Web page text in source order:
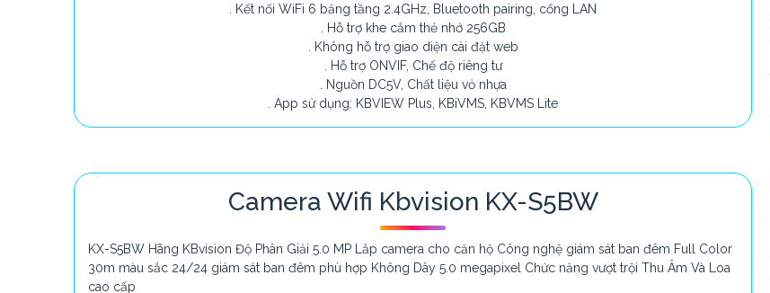
. Kết nối WiFi 6 băng tầng 2.4GHz, Bluetooth pairing, cổng LAN
. Hỗ trợ khe cắm thẻ nhớ 256GB
. Không hỗ trợ giao diện cài đặt web
. Hỗ trợ ONVIF, Chế độ riêng tư
. Nguồn DC5V, Chất liệu vỏ nhựa
. App sử dụng: KBVIEW Plus, KBiVMS, KBVMS Lite
Camera Wifi Kbvision KX-S5BW
KX-S5BW Hãng KBvision Độ Phân Giải 5.0 MP Lắp camera cho căn hộ Công nghệ giám sát ban đêm Full Color
30m màu sắc 24/24 giám sát ban đêm phù hợp Không Dây 5.0 megapixel Chức năng vượt trội Thu Âm Và Loa
cao cấp